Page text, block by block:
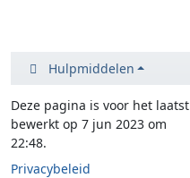
Hulpmiddelen
Deze pagina is voor het laatst
bewerkt op 7 jun 2023 om
22:48.
Privacybeleid